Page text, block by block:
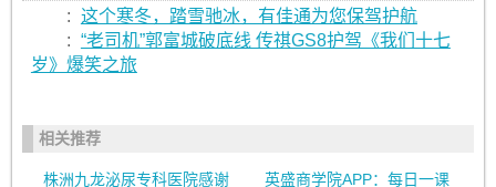
: 这个寒冬，踏雪驰冰，有佳通为您保驾护航
: “老司机”郭富城破底线 传祺GS8护驾《我们十七
岁》爆笑之旅
相关推荐
株洲九龙泌尿专科医院感谢
英盛商学院APP：每日一课